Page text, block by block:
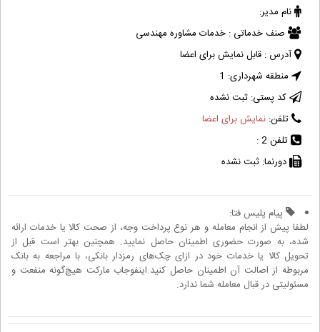
نام مدیر:
صنف خدماتی : خدمات مشاوره مهندسی
آدرس : قابل نمایش برای اعضا
منطقه شهرداری: 1
کد پستی: ثبت نشده
تلفن: نمایش برای اعضا
تلفن 2 :
دورنما: ثبت نشده
پیام پلیس فتا:
لطفا پیش از انجام معامله و هر نوع پرداخت وجه، از صحت کالا یا خدمات ارائه
شده، به صورت حضوری اطمینان حاصل نمایید. همچنین بهتر است قبل از
تحویل کالا یا خدمات خود در ازای چک‌های رمزدار بانکی، با مراجعه به بانک
مربوطه از اصالت آن اطمینان حاصل کنید.اینفوجاب مارکت هیچ‌گونه منفعت و
مسئولیتی در قبال معامله شما ندارد.